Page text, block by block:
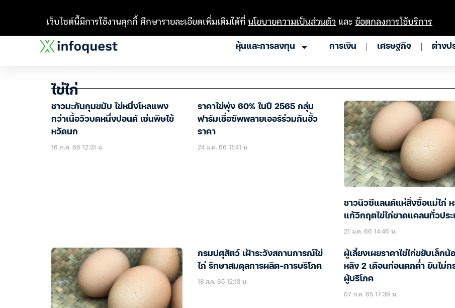
หุ้นและการลงทุน การเงิน เศรษฐกิจ ต่างป
ไข่ไก่
ชาวมะกันกุมขมับ ไข่หนึ่งโหลแพง
กว่าเนื้อวัวบดหนึ่งปอนด์ เซ่นพิษไข้
หวัดนก
16 ก.พ. 66 12:31 น.
ราคาไข่พุ่ง 60% ในปี 2565 กลุ่ม
ฟาร์มเชื่อซัพพลายเออร์ร่วมกันฮั้ว
ราคา
24 ม.ค. 66 11:41 น.
ชาวนิวซีแลนด์แห่สั่งซื้อแม่ไก่ ห
แก้วิกฤตไข่ไก่ขาดแคลนทั่วประ
21 ม.ค. 66 14:46 น.
กรมปศุสัตว์ เฝ้าระวังสถานการณ์ไข่
ไก่ รักษาสมดุลการผลิต-การบริโภค
18 ส.ค. 65 12:13 น.
ผู้เลี้ยงเผยราคาไข่ไก่ขยับเล็กน้
หลัง 2 เดือนก่อนตกต่ำ ยันไม่ก
ผู้บริโภค
07 ก.ค. 65 17:39 น.
เว็บไซต์นี้มีการใช้งานคุกกี้ ศึกษารายละเอียดเพิ่มเติมได้ที่นโยบายความเป็นส่วนตัว และข้อตกลงการใช้บริการ